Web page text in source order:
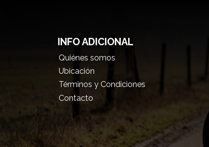
INFO ADICIONAL
Quiénes somos
Ubicación
Términos y Condiciones
Contacto